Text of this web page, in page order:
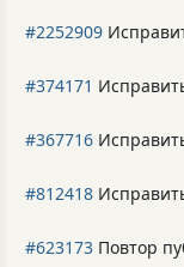
#2252909
#374171
#367716
#812418
#623173 Повтор